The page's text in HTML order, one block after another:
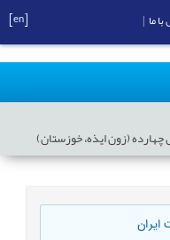
(زون ايذه، خوزستان)
ما